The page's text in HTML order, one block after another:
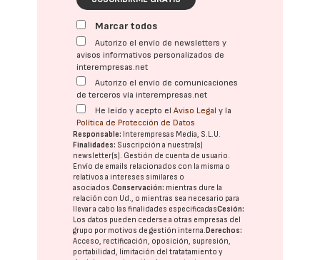
Marcar todos
Autorizo el envío de newsletters y
avisos informativos personalizados de
interempresas.net
Autorizo el envío de comunicaciones
de terceros vía interempresas.net
He leído y acepto elAviso Legal y la
Política de Protección de Datos
Responsable: Interempresas Media, S.L.U.
Finalidades: Suscripción a nuestra(s)
newsletter(s). Gestión de cuenta de usuario.
Envío de emails relacionados con la misma o
relativos a intereses similares o
asociados.Conservación: mientras dure la
relación con Ud., o mientras sea necesario para
llevar a cabo las finalidades especificadasCesión:
Los datos pueden cederse a otras empresas del
grupo por motivos de gestión interna. Derechos:
Acceso, rectificación, oposición, supresión,
portabilidad, limitación del tratatamiento y